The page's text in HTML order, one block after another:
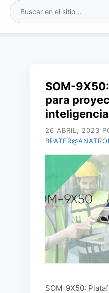
Buscar:
SOM-
para
26 ABRIL, 2023
SOM-9X50: